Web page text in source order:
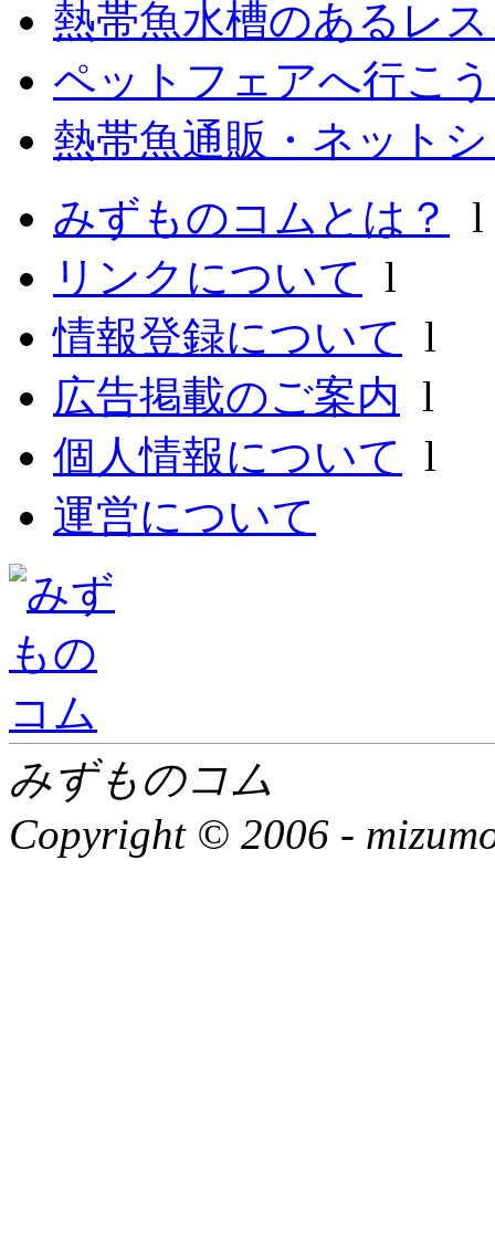
熱帯魚水槽のあるレ
ペットフェアへ行こ
熱帯魚通販・ネット
みずものコムとは？
リンクについて l
情報登録について l
広告掲載のご案内 l
個人情報について l
運営について
みずものコム
Copyright © 2006 -